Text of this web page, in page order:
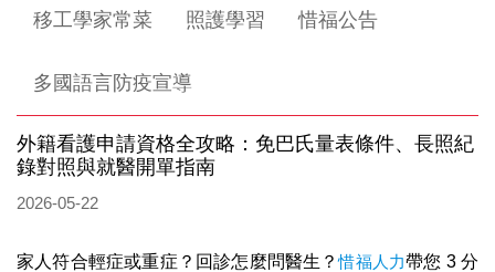
移工學家常菜 照護學習 惜福公告
多國語言防疫宣導
外籍看護申請資格全攻略：免巴氏量表條件、長照紀
錄對照與就醫開單指南
2026-05-22
家人符合輕症或重症？回診怎麼問醫生？惜福人力帶您 3 分